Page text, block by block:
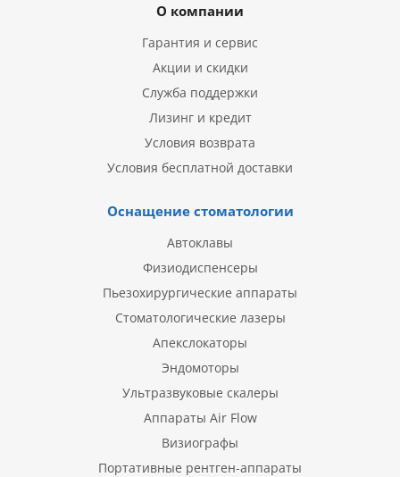
О компании
Гарантия и сервис
Акции и скидки
Служба поддержки
Лизинг и кредит
Условия возврата
Условия бесплатной доставки
Оснащение стоматологии
Автоклавы
Физиодиспенсеры
Пьезохирургические аппараты
Стоматологические лазеры
Апекслокаторы
Эндомоторы
Ультразвуковые скалеры
Аппараты Air Flow
Визиографы
Портативные рентген-аппараты